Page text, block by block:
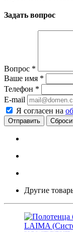
Задать вопрос
Вопрос *
Ваше имя *
Телефон *
E-mail
Я согласен на
Другие